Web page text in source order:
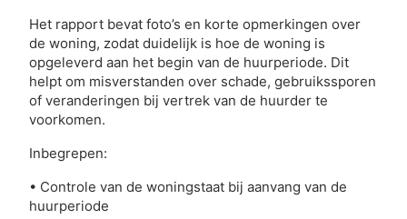
Het rapport bevat foto’s en korte opmerkingen over
de woning, zodat duidelijk is hoe de woning is
opgeleverd aan het begin van de huurperiode. Dit
helpt om misverstanden over schade, gebruikssporen
of veranderingen bij vertrek van de huurder te
voorkomen.
Inbegrepen:
• Controle van de woningstaat bij aanvang van de
huurperiode